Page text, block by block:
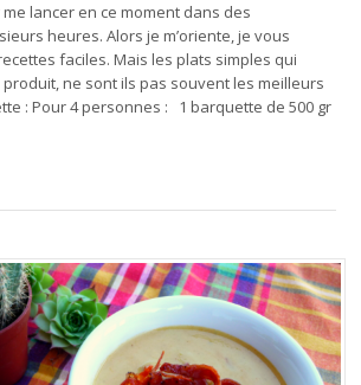
lancer en ce moment dans des
heures. Alors je m’oriente, je vous
faciles. Mais les plats simples qui
ne sont ils pas souvent les meilleurs
: Pour 4 personnes : 1 barquette de 500 gr